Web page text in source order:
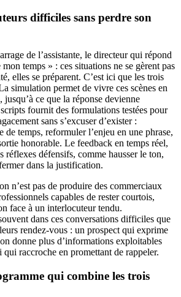
difficiles sans perdre son
de l’assistante, le directeur qui répond
temps » : ces situations ne se gèrent pas
elles se préparent. C’est ici que les trois
simulation permet de vivre ces scènes en
ce que la réponse devienne
fournit des formulations testées pour
sans s’excuser d’exister :
de temps, reformuler l’enjeu en une phrase,
honorable. Le feedback en temps réel,
réflexes défensifs, comme hausser le ton,
dans la justification.
n’est pas de produire des commerciaux
capables de rester courtois,
face à un interlocuteur tendu.
dans ces conversations difficiles que
rendez-vous : un prospect qui exprime
donne plus d’informations exploitables
raccroche en promettant de rappeler.
qui combine les trois